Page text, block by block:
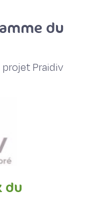
du
Praidiv
du